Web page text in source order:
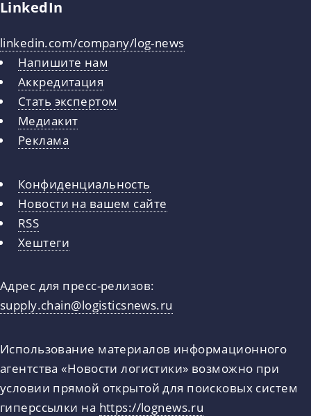
LinkedIn
linkedin.com/company/log-news
Напишите нам
Аккредитация
Стать экспертом
Медиакит
Реклама
Конфиденциальность
Новости на вашем сайте
RSS
Хештеги
Адрес для пресс-релизов:
supply.chain@logisticsnews.ru
Использование материалов информационного
агентства «Новости логистики» возможно при
условии прямой открытой для поисковых систем
гиперссылки на https://lognews.ru